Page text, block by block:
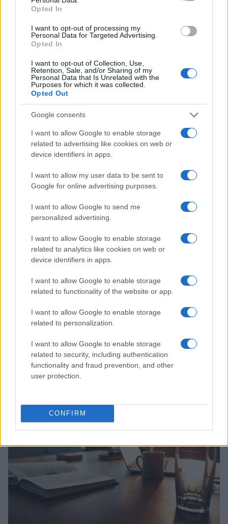
Opted In
I want to opt-out of processing my
Personal Data for Targeted Advertising.
Opted In
I want to opt-out of Collection, Use,
Retention, Sale, and/or Sharing of my
Personal Data that Is Unrelated with the
Purposes for which it was collected.
Opted Out
Google consents
I want to allow Google to enable storage
related to advertising like cookies on web or
device identifiers in apps.
I want to allow my user data to be sent to
Google for online advertising purposes.
I want to allow Google to send me
personalized advertising.
I want to allow Google to enable storage
related to analytics like cookies on web or
device identifiers in apps.
I want to allow Google to enable storage
related to functionality of the website or app.
I want to allow Google to enable storage
related to personalization.
I want to allow Google to enable storage
related to security, including authentication
functionality and fraud prevention, and other
user protection.
CONFIRM
Continua a leggere
Ripensare le tecnologie umanitarie oltre i criteri dei
donatori
Martina Marchesi · 10 Lug 2026